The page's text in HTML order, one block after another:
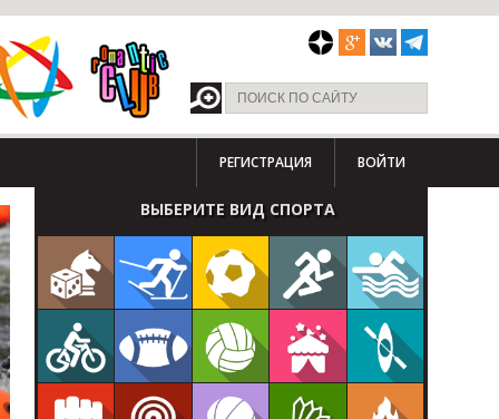
РЕГИСТРАЦИЯ ВОЙТИ
ВЫБЕРИТЕ ВИД СПОРТА